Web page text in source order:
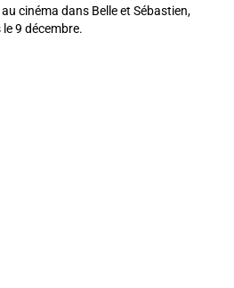
cinéma dans Belle et Sébastien,
9 décembre.